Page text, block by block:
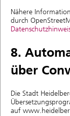
Nähere
durch
8.
über
Die Stadt
auf